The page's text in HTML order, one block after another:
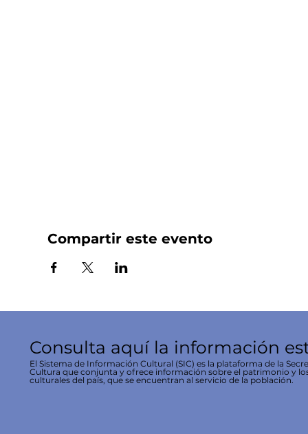
Compartir este evento
Consulta aquí la información
El Sistema de Información Cultural (SIC) es la plataforma de la
Cultura que conjunta y ofrece información sobre el patrimonio y
culturales del país, que se encuentran al servicio de la población.